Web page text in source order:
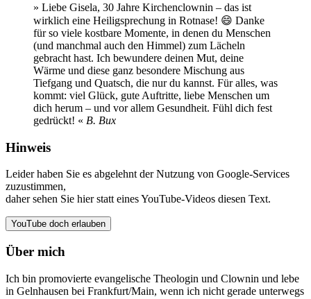
» Liebe Gisela, 30 Jahre Kirchenclownin – das ist
wirklich eine Heiligsprechung in Rotnase! 😄 Danke
für so viele kostbare Momente, in denen du Menschen
(und manchmal auch den Himmel) zum Lächeln
gebracht hast. Ich bewundere deinen Mut, deine
Wärme und diese ganz besondere Mischung aus
Tiefgang und Quatsch, die nur du kannst. Für alles, was
kommt: viel Glück, gute Auftritte, liebe Menschen um
dich herum – und vor allem Gesundheit. Fühl dich fest
gedrückt! « B. Bux
Hinweis
Leider haben Sie es abgelehnt der Nutzung von Google-Services
zuzustimmen,
daher sehen Sie hier statt eines YouTube-Videos diesen Text.
YouTube doch erlauben
Über mich
Ich bin promovierte evangelische Theologin und Clownin und lebe
in Gelnhausen bei Frankfurt/Main, wenn ich nicht gerade unterwegs